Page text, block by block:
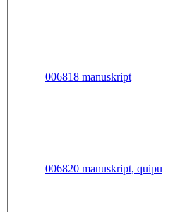
006818 manuskript
006820 manuskript, quipu